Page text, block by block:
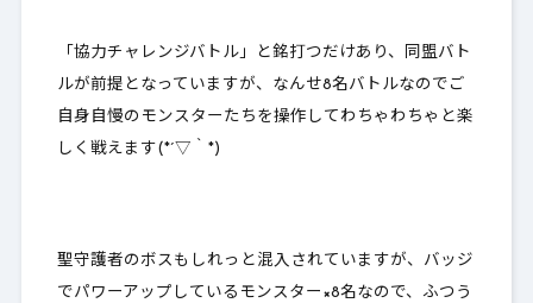
「協力チャレンジバトル」と銘打つだけあり、 同盟バト
ルが前提 となっていますが、なんせ8名バトルなのでご
自身自慢のモンスターたちを操作してわちゃわちゃと楽
しく戦えます(*´▽｀*)
聖守護者のボスもしれっと混入されていますが、バッジ
でパワーアップしているモンスター×8名なので、ふつう